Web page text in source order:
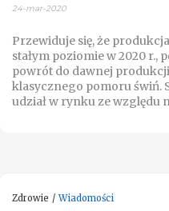
24-mar-2020
Przewiduje się, że
stałym poziomie w 2020 r.,
powrót do dawnej
klasycznego pomoru świń.
udział w rynku ze względu
Zdrowie Wiadomości